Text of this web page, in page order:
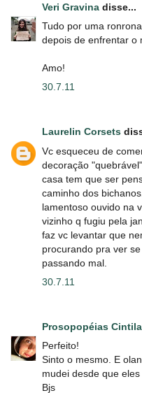
Veri Gravina disse...
Tudo por uma
depois de enfrentar o
Amo!
30.7.11
Laurelin Corsets
Vc esqueceu de
decoração
casa tem que ser
caminho dos
lamentoso ouvido na
vizinho q fugiu pela
faz vc levantar que
procurando pra ver
passando mal.
30.7.11
Prosopopéias
Perfeito!
Sinto o mesmo. E
mudei desde que
Bjs